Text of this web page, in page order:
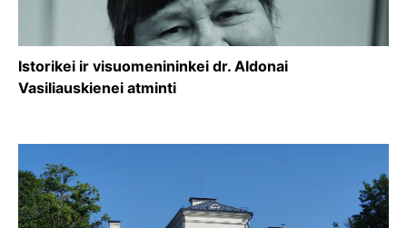
Istorikei ir visuomenininkei dr. Aldonai
Vasiliauskienei atminti